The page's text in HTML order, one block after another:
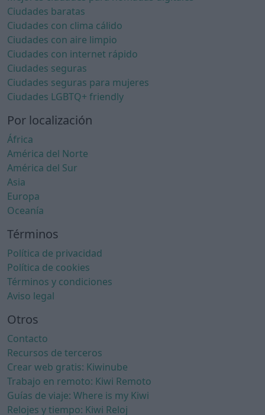
Ciudades baratas
Ciudades con clima cálido
Ciudades con aire limpio
Ciudades con internet rápido
Ciudades seguras
Ciudades seguras para mujeres
Ciudades LGBTQ+ friendly
Por localización
África
América del Norte
América del Sur
Asia
Europa
Oceanía
Términos
Política de privacidad
Política de cookies
Términos y condiciones
Aviso legal
Otros
Contacto
Recursos de terceros
Crear web gratis: Kiwinube
Trabajo en remoto: Kiwi Remoto
Guías de viaje: Where is my Kiwi
Relojes y tiempo: Kiwi Reloj